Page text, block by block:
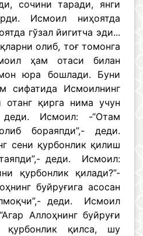
сочини таради, янги
Исмоил ниҳоятда
гўзал йигитча эди...
олиб, тоғ томонга
ҳам отаси билан
юра бошлади. Буни
сифатида Исмоилнинг
отанг қирга нима учун
деди. Исмоил: -“Отам
бораяпди”,- деди.
сени қурбонлик қилиш
деди. Исмоил:
қурбонлик қилади?”-
буйруғига асосан
деди. Исмоил
Аллоҳнинг буйруғи
қилса, шу